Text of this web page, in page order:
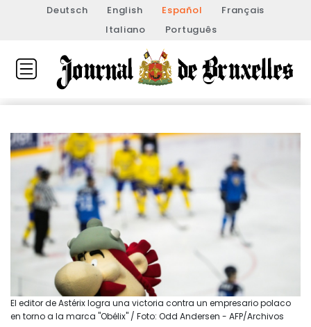
Deutsch English Español
Français
Italiano
Português
El editor de Astérix logra una victoria contra un empresario polaco
en torno a la marca "Obélix" / Foto: Odd Andersen - AFP/Archivos